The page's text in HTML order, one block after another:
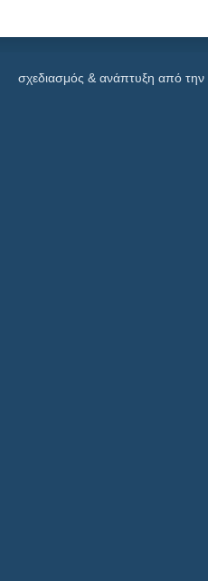
σχεδιασμός & ανάπτυξη από την